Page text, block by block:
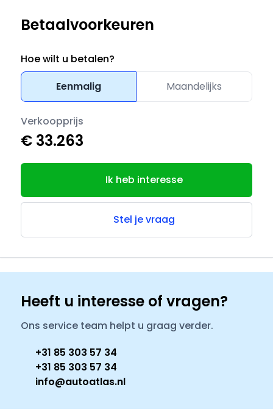
Betaalvoorkeuren
Hoe wilt u betalen?
Eenmalig
Maandelijks
Verkoopprijs
€ 33.263
Ik heb interesse
Stel je vraag
Heeft u interesse of vragen?
Ons service team helpt u graag verder.
+31 85 303 57 34
+31 85 303 57 34
info@autoatlas.nl